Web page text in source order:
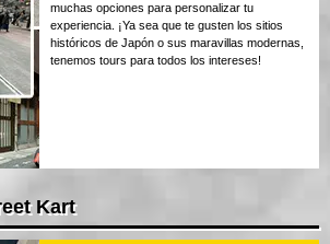
muchas opciones para personalizar tu
experiencia. ¡Ya sea que te gusten los sitios
históricos de Japón o sus maravillas modernas,
tenemos tours para todos los intereses!
Kart